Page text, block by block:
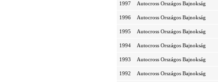
1997 Autocross Országos Bajnokság
1996 Autocross Országos Bajnokság
1995 Autocross Országos Bajnokság
1994 Autocross Országos Bajnokság
1993 Autocross Országos Bajnokság
1992 Autocross Országos Bajnokság